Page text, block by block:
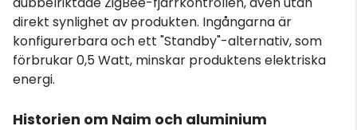
direkt synlighet av produkten. Ingångarna är
konfigurerbara och ett "Standby"-alternativ, som
förbrukar 0,5 Watt, minskar produktens elektriska
energi.
Historien om Naim och aluminium